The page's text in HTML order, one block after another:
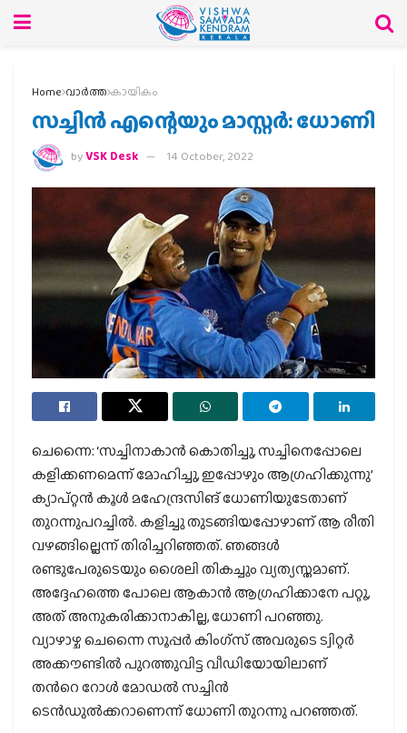
Home വാര്‍ത്ത കായികം
സച്ചിന്‍ എന്റെയും മാസ്റ്റര്‍: ധോണി
byVSK Desk 14 October, 2022
ചെന്നൈ: ‘സച്ചിനാകാന്‍ കൊതിച്ചു, സച്ചിനെപ്പോലെ
കളിക്കണമെന്ന് മോഹിച്ചു, ഇപ്പോഴും ആഗ്രഹിക്കുന്നു’
ക്യാപ്റ്റന്‍ കൂള്‍ മഹേന്ദ്രസിങ് ധോണിയുടേതാണ്
തുറന്നുപറച്ചില്‍. കളിച്ചു തുടങ്ങിയപ്പോഴാണ് ആ രീതി
വഴങ്ങില്ലെന്ന് തിരിച്ചറിഞ്ഞത്. ഞങ്ങള്‍
രണ്ടുപേരുടെയും ശൈലി തികച്ചും വ്യത്യസ്തമാണ്.
അദ്ദേഹത്തെ പോലെ ആകാന്‍ ആഗ്രഹിക്കാനേ പറ്റൂ,
അത് അനുകരിക്കാനാകില്ല, ധോണി പറഞ്ഞു.
വ്യാഴാഴ്ച ചെന്നൈ സൂപ്പര്‍ കിംഗ്സ് അവരുടെ ട്വിറ്റര്‍
അക്കൗണ്ടില്‍ പുറത്തുവിട്ട വീഡിയോയിലാണ്
തന്‍റെ റോള്‍ മോഡല്‍ സച്ചിന്‍
ടെന്‍ഡുല്‍ക്കറാണെന്ന് ധോണി തുറന്നു പറഞ്ഞത്.